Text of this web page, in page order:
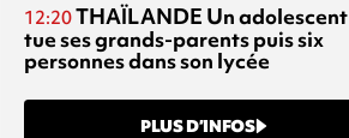
12:20THAÏLANDE Un adolescent
tue ses grands-parents puis six
personnes dans son lycée
PLUS D’INFOS